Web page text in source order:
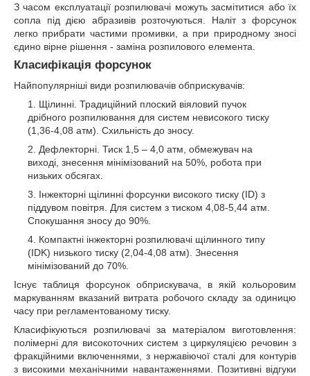
З часом експлуатації розпилювачі можуть засмітитися або їх
сопла під дією абразивів розточуються. Наліт з форсунок
легко прибрати частими промивки, а при природному зносі
єдино вірне рішення - заміна розпилового елемента.
Класифікація форсунок
Найпопулярніші види розпилювачів обприскувачів:
Щілинні. Традиційний плоский віяловий пучок
дрібного розпилювання для систем невисокого тиску
(1,36-4,08 атм). Схильність до зносу.
Дефлекторні. Тиск 1,5 – 4,0 атм, обмежувач на
виході, знесення мінімізований на 50%, робота при
низьких обсягах.
Інжекторні щілинні форсунки високого тиску (ID) з
піддувом повітря. Для систем з тиском 4,08-5,44 атм.
Спокушання зносу до 90%.
Компактні інжекторні розпилювачі щілинного типу
(IDK) низького тиску (2,04-4,08 атм). Знесення
мінімізований до 70%.
Існує таблиця форсунок обприскувача, в якій кольоровим
маркуванням вказаний витрата робочого складу за одиницю
часу при регламентованому тиску.
Класифікуються розпилювачі за матеріалом виготовлення:
полімерні для високоточних систем з циркуляцією речовин з
фракційними включеннями, з нержавіючої сталі для контурів
з високими механічними навантаженнями. Позитивні відгуки